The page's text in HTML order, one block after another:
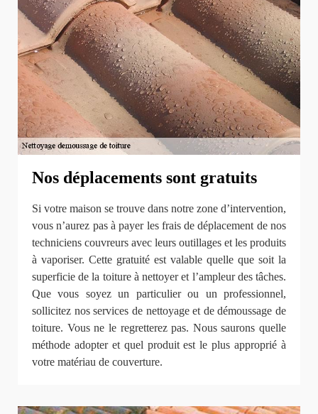
Nos déplacements sont gratuits
Si votre maison se trouve dans notre zone d’intervention,
vous n’aurez pas à payer les frais de déplacement de nos
techniciens couvreurs avec leurs outillages et les produits
à vaporiser. Cette gratuité est valable quelle que soit la
superficie de la toiture à nettoyer et l’ampleur des tâches.
Que vous soyez un particulier ou un professionnel,
sollicitez nos services de nettoyage et de démoussage de
toiture. Vous ne le regretterez pas. Nous saurons quelle
méthode adopter et quel produit est le plus approprié à
votre matériau de couverture.